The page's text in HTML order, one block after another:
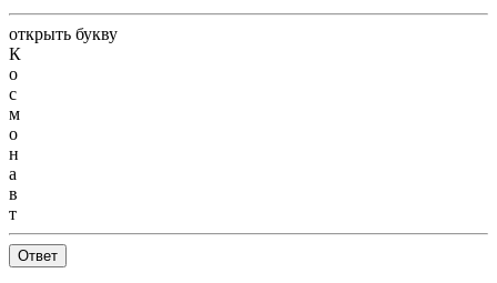
открыть букву
К
о
с
м
о
н
а
в
т
Ответ